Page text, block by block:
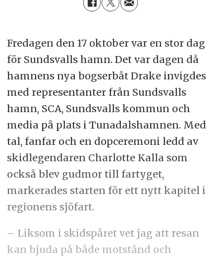
Fredagen den 17 oktober var en stor dag
för Sundsvalls hamn. Det var dagen då
hamnens nya bogserbåt Drake invigdes
med representanter från Sundsvalls
hamn, SCA, Sundsvalls kommun och
media på plats i Tunadalshamnen. Med
tal, fanfar och en dopceremoni ledd av
skidlegendaren Charlotte Kalla som
också blev gudmor till fartyget,
markerades starten för ett nytt kapitel i
regionens sjöfart.
– Liksom i skidspåret vet jag att resan
kan bjuda på både motstånd och